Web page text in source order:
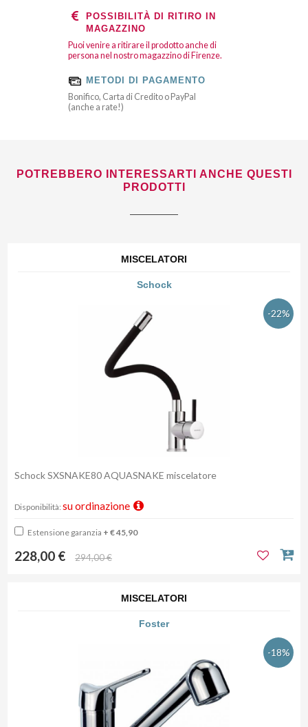
POSSIBILITÀ DI RITIRO IN
MAGAZZINO
Puoi venire a ritirare il prodotto anche di
persona nel nostro magazzino di Firenze.
METODI DI PAGAMENTO
Bonifico, Carta di Credito o PayPal
(anche a rate!)
POTREBBERO INTERESSARTI ANCHE QUESTI
PRODOTTI
MISCELATORI
Schock
-22%
Schock SXSNAKE80 AQUASNAKE miscelatore
Disponibilità: su ordinazione
Estensione garanzia + € 45,90
228,00 € 294,00 €
MISCELATORI
Foster
-18%